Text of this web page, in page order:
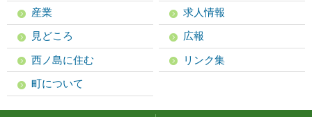
産業
見どころ
西ノ島に住む
町について
求人情報
広報
リンク集